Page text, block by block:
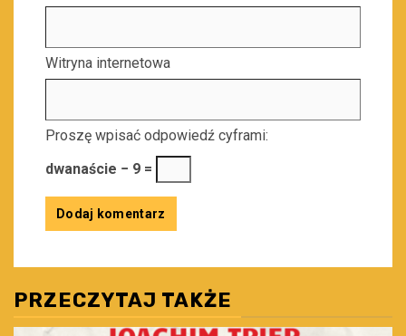
Witryna internetowa
Proszę wpisać odpowiedź cyframi:
dwanaście − 9 =
PRZECZYTAJ TAKŻE